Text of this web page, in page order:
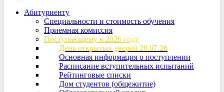
Абитуриенту
Специальности и стоимость обучения
Приемная комиссия
Поступающему в 2026 году
День открытых дверей 28.07.26
Основная информация о поступлении
Расписание вступительных испытаний
Рейтинговые списки
Дом студентов (общежитие)